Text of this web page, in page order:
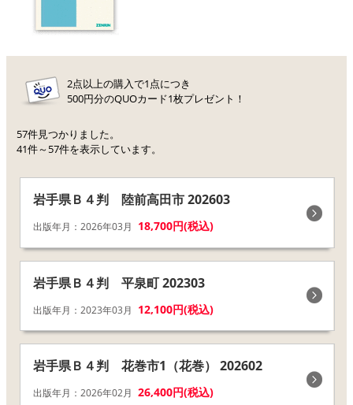
2点以上の購入で1点につき
500円分のQUOカード1枚プレゼント！
57件見つかりました。
41件～57件を表示しています。
岩手県Ｂ４判 陸前高田市 202603
出版年月：2026年03月 18,700円(税込)
岩手県Ｂ４判 平泉町 202303
出版年月：2023年03月 12,100円(税込)
岩手県Ｂ４判 花巻市1（花巻） 202602
出版年月：2026年02月 26,400円(税込)